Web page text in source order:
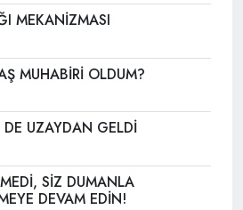
MEKANİZMASI
MUHABİRİ OLDUM?
UZAYDAN GELDİ
SİZ DUMANLA
DEVAM EDİN!